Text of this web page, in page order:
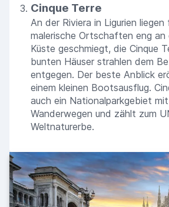
Cinque Terre
An der Riviera in Ligurien
malerische Ortschaften eng an
Küste geschmiegt, die Cinque
bunten Häuser strahlen dem
entgegen. Der beste Anblick
einem kleinen Bootsausflug.
auch ein Nationalparkgebiet
Wanderwegen und zählt zum
Weltnaturerbe.